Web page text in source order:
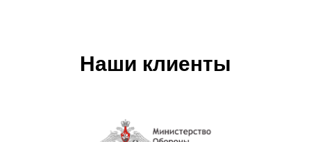
Наши клиенты